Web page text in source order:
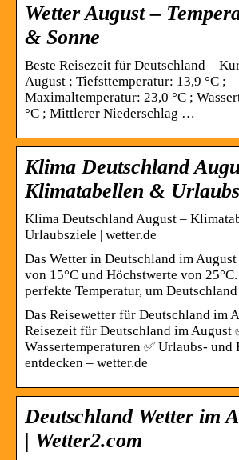
Wetter August –
& Sonne
Beste Reisezeit für Deutschland –
August ; Tiefsttemperatur: 13,9 °C ;
Maximaltemperatur: 23,0 °C ;
°C ; Mittlerer Niederschlag …
Klima Deutschland
Klimatabellen &
Klima Deutschland August –
Urlaubsziele | wetter.de
Das Wetter in Deutschland im
von 15°C und Höchstwerte von
perfekte Temperatur, um
Das Reisewetter für Deutschland im
Reisezeit für Deutschland im August
Wassertemperaturen ✅ Urlaubs- und
entdecken – wetter.de
Deutschland Wetter im
| Wetter2.com